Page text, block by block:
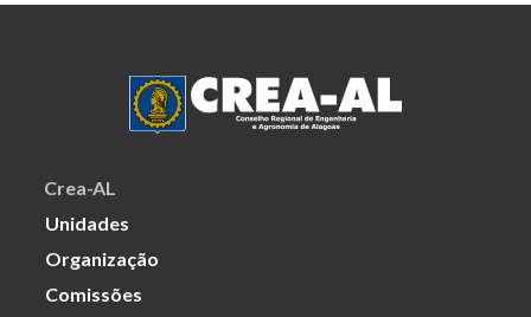
Crea-AL
Unidades
Organização
Comissões